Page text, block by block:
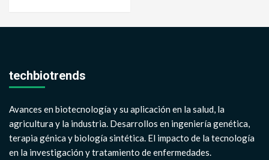
techbiotrends
Avances en biotecnología y su aplicación en la salud, la
agricultura y la industria. Desarrollos en ingeniería genética,
terapia génica y biología sintética. El impacto de la tecnología
en la investigación y tratamiento de enfermedades.